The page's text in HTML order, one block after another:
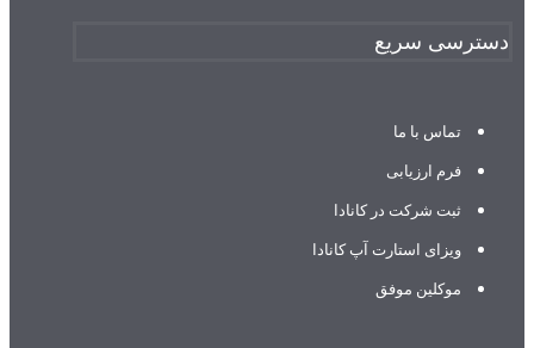
دسترسی سریع
تماس با ما
فرم ارزیابی
ثبت شرکت در کانادا
ویزای استارت آپ کانادا
موکلین موفق